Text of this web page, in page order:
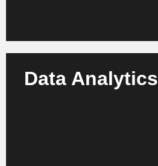
Data Analytics